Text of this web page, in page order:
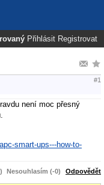
Přihlásit Registrovat
#1
není moc přesný
smart-ups---how-to-
Nesouhlasím (-0) Odpovědět